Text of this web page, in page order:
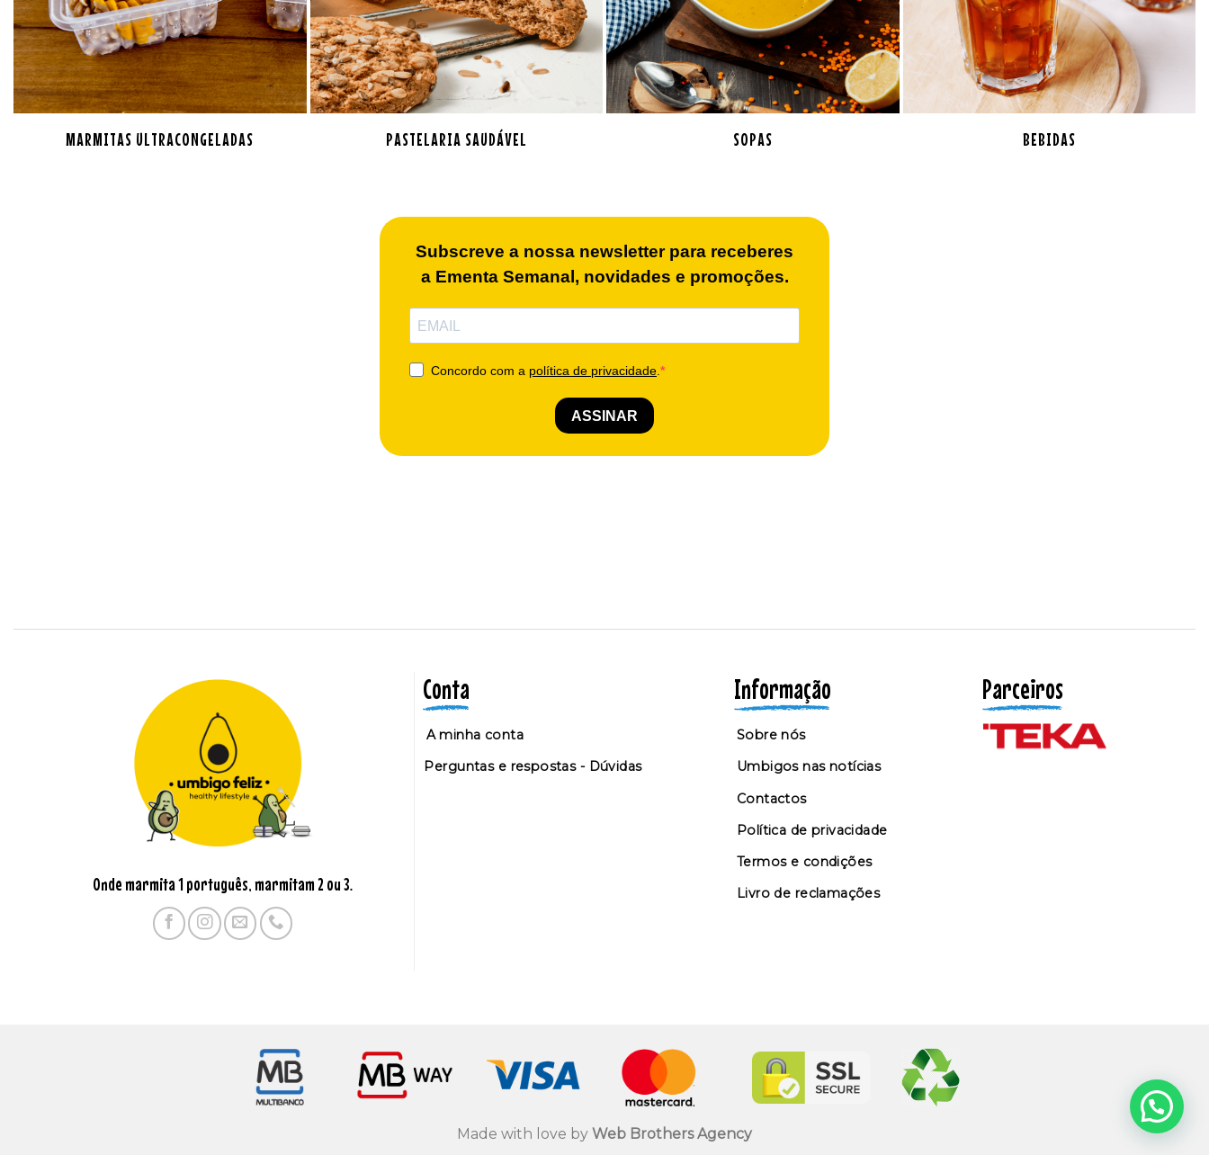
MARMITAS ULTRACONGELADAS PASTELARIA SAUDÁVEL SOPAS BEBIDAS
Onde marmita 1 português, marmitam 2 ou 3.
Conta
A minha conta
Perguntas e respostas - Dúvidas
Informação
Sobre nós
Umbigos nas notícias
Contactos
Política de privacidade
Termos e condições
Livro de reclamações
Parceiros
Made with love by Web Brothers Agency